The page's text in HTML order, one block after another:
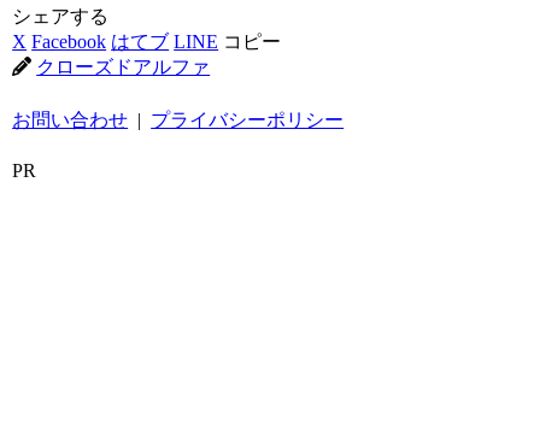
シェアする
X Facebook はてブ LINE コピー
クローズドアルファ
お問い合わせ | プライバシーポリシー
PR